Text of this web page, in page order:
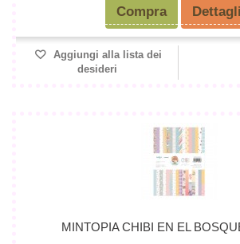
Compra Dettagli
Aggiungi alla lista dei
desideri
MINTOPIA CHIBI EN EL